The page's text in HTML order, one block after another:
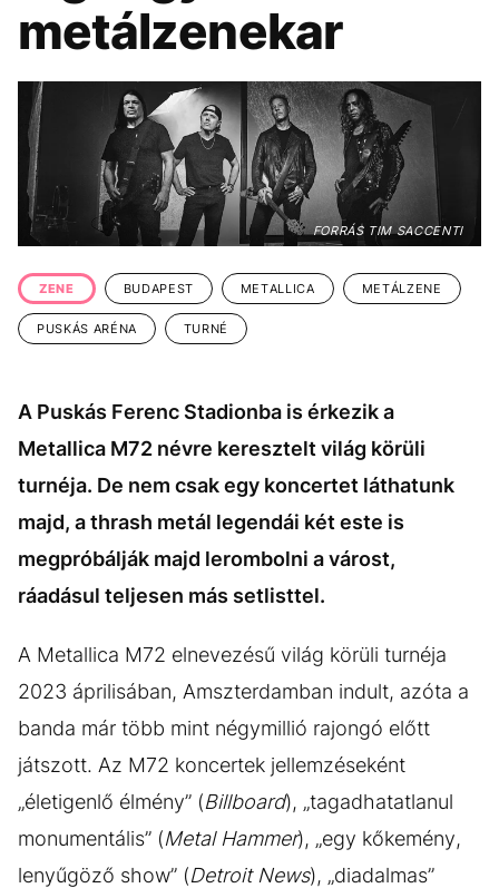
KÖZÉLET
ÉLETMÓD DESIGN
BESZÉLGETÉSEK ARCOK
TÖRTÉNETEK
GASZTRO
metálzenekar
FORRÁS TIM SACCENTI
ZENE BUDAPEST METALLICA METÁLZENE
PUSKÁS ARÉNA TURNÉ
A Puskás Ferenc Stadionba is érkezik a
Metallica M72 névre keresztelt világ körüli
turnéja. De nem csak egy koncertet láthatunk
majd, a thrash metál legendái két este is
megpróbálják majd lerombolni a várost,
ráadásul teljesen más setlisttel.
A Metallica M72 elnevezésű világ körüli turnéja
2023 áprilisában, Amszterdamban indult, azóta a
banda már több mint négymillió rajongó előtt
játszott. Az M72 koncertek jellemzéseként
„életigenlő élmény” (Billboard), „tagadhatatlanul
monumentális” (Metal Hammer), „egy kőkemény,
lenyűgöző show” (Detroit News), „diadalmas”